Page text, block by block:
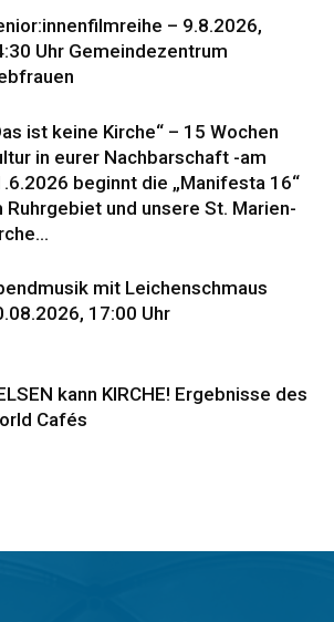
– 9.8.2026,
Uhr Gemeindezentrum
ist keine Kirche“ – 15 Wochen
in eurer Nachbarschaft -am
beginnt die „Manifesta 16“
Ruhrgebiet und unsere St. Marien-
mit Leichenschmaus
17:00 Uhr
kann KIRCHE! Ergebnisse des
Cafés